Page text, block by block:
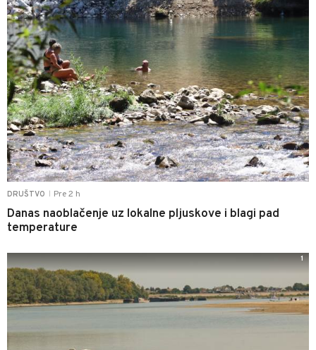
DRUŠTVO Pre 2 h
Danas naoblačenje uz lokalne pljuskove i blagi pad
temperature
1